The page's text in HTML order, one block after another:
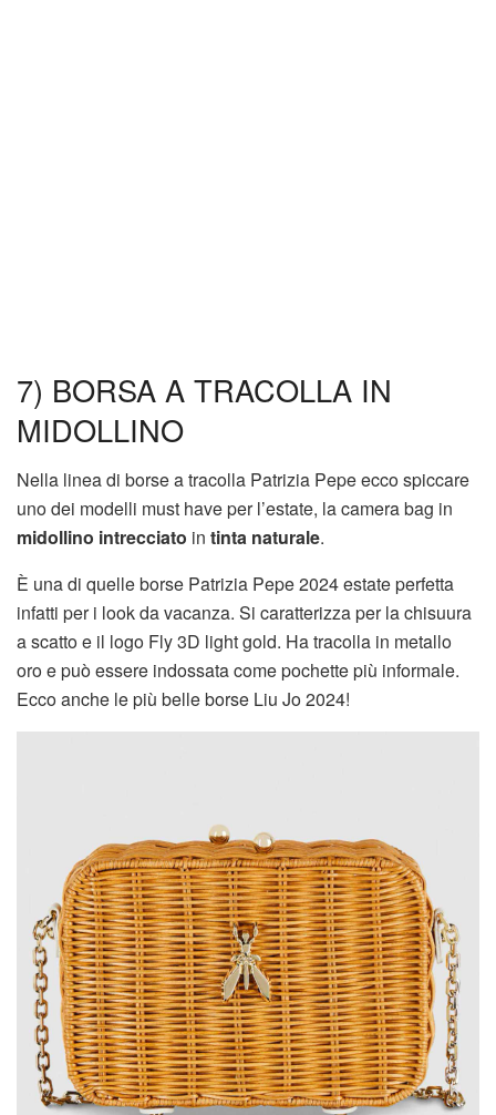
7) BORSA A TRACOLLA IN
MIDOLLINO
Nella linea di borse a tracolla Patrizia Pepe ecco spiccare
uno dei modelli must have per l’estate, la camera bag in
midollino intrecciato in tinta naturale.
È una di quelle borse Patrizia Pepe 2024 estate perfetta
infatti per i look da vacanza. Si caratterizza per la chisuura
a scatto e il logo Fly 3D light gold. Ha tracolla in metallo
oro e può essere indossata come pochette più informale.
Ecco anche le più belle borse Liu Jo 2024!